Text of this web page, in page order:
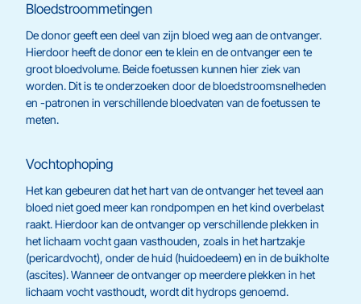
Bloedstroommetingen
De donor geeft een deel van zijn bloed weg aan de ontvanger.
Hierdoor heeft de donor een te klein en de ontvanger een te
groot bloedvolume. Beide foetussen kunnen hier ziek van
worden. Dit is te onderzoeken door de bloedstroomsnelheden
en -patronen in verschillende bloedvaten van de foetussen te
meten.
Vochtophoping
Het kan gebeuren dat het hart van de ontvanger het teveel aan
bloed niet goed meer kan rondpompen en het kind overbelast
raakt. Hierdoor kan de ontvanger op verschillende plekken in
het lichaam vocht gaan vasthouden, zoals in het hartzakje
(pericardvocht), onder de huid (huidoedeem) en in de buikholte
(ascites). Wanneer de ontvanger op meerdere plekken in het
lichaam vocht vasthoudt, wordt dit hydrops genoemd.